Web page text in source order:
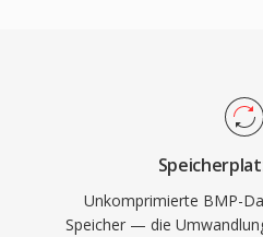
Unkomprimierte BMP-
Speicher — die